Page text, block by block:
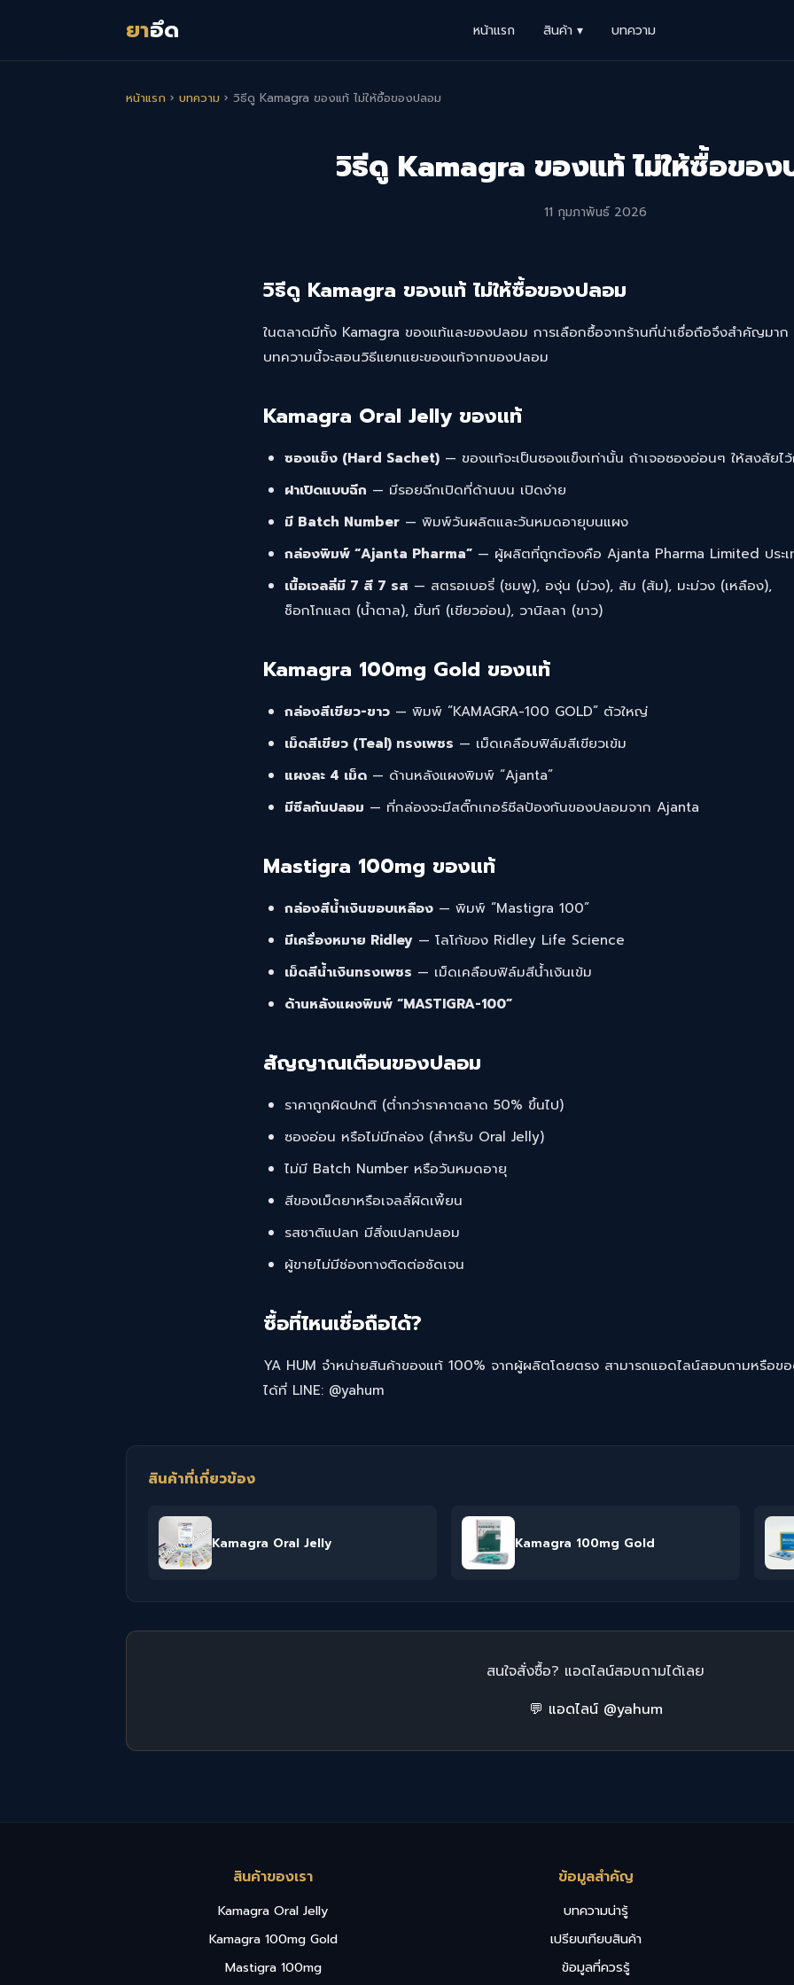
ยาอึด หน้าแรก สินค้า ▾ บทความ
หน้าแรก › บทความ › วิธีดู Kamagra ของแท้ ไม่ให้ซื้อของปลอม
วิธีดู Kamagra ของแท้ ไม่ให้ซื้อขอ
11 กุมภาพันธ์ 2026
วิธีดู Kamagra ของแท้ ไม่ให้ซื้อของปลอม
ในตลาดมีทั้ง Kamagra ของแท้และของปลอม การเลือกซื้อจากร้านที่น่าเชื่อถือจึงสำคัญมาก
บทความนี้จะสอนวิธีแยกแยะของแท้จากของปลอม
Kamagra Oral Jelly ของแท้
ซองแข็ง (Hard Sachet) — ของแท้จะเป็นซองแข็งเท่านั้น ถ้าเจอซองอ่อนๆ ให้สงสัยไ
ฝาเปิดแบบฉีก — มีรอยฉีกเปิดที่ด้านบน เปิดง่าย
มี Batch Number — พิมพ์วันผลิตและวันหมดอายุบนแผง
กล่องพิมพ์ “Ajanta Pharma” — ผู้ผลิตที่ถูกต้องคือ Ajanta Pharma Limited ประเ
เนื้อเจลลี่มี 7 สี 7 รส — สตรอเบอรี่ (ชมพู), องุ่น (ม่วง), ส้ม (ส้ม), มะม่วง (เหลือง),
ช็อกโกแลต (น้ำตาล), มิ้นท์ (เขียวอ่อน), วานิลลา (ขาว)
Kamagra 100mg Gold ของแท้
กล่องสีเขียว-ขาว — พิมพ์ “KAMAGRA-100 GOLD” ตัวใหญ่
เม็ดสีเขียว (Teal) ทรงเพชร — เม็ดเคลือบฟิล์มสีเขียวเข้ม
แผงละ 4 เม็ด — ด้านหลังแผงพิมพ์ “Ajanta”
มีซีลกันปลอม — ที่กล่องจะมีสติ๊กเกอร์ซีลป้องกันของปลอมจาก Ajanta
Mastigra 100mg ของแท้
กล่องสีน้ำเงินขอบเหลือง — พิมพ์ “Mastigra 100”
มีเครื่องหมาย Ridley — โลโก้ของ Ridley Life Science
เม็ดสีน้ำเงินทรงเพชร — เม็ดเคลือบฟิล์มสีน้ำเงินเข้ม
ด้านหลังแผงพิมพ์ “MASTIGRA-100”
สัญญาณเตือนของปลอม
ราคาถูกผิดปกติ (ต่ำกว่าราคาตลาด 50% ขึ้นไป)
ซองอ่อน หรือไม่มีกล่อง (สำหรับ Oral Jelly)
ไม่มี Batch Number หรือวันหมดอายุ
สีของเม็ดยาหรือเจลลี่ผิดเพี้ยน
รสชาติแปลก มีสิ่งแปลกปลอม
ผู้ขายไม่มีช่องทางติดต่อชัดเจน
ซื้อที่ไหนเชื่อถือได้?
YA HUM จำหน่ายสินค้าของแท้ 100% จากผู้ผลิตโดยตรง สามารถแอดไลน์สอบถามหรือข
ได้ที่ LINE: @yahum
สินค้าที่เกี่ยวข้อง
Kamagra Oral Jelly Kamagra 100mg Gold
สนใจสั่งซื้อ? แอดไลน์สอบถามได้เลย
💬 แอดไลน์ @yahum
สินค้าของเรา
Kamagra Oral Jelly
Kamagra 100mg Gold
Mastigra 100mg
ข้อมูลสำคัญ
บทความน่ารู้
เปรียบเทียบสินค้า
ข้อมูลที่ควรรู้